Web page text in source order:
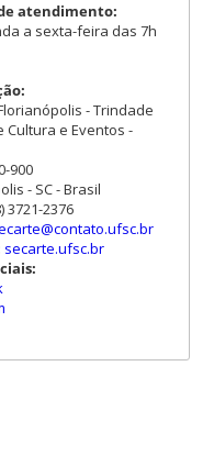
atendimento:
a sexta-feira das 7h
- Trindade
Cultura e Eventos -
900
- SC - Brasil
3721-2376
secarte.ufsc.br